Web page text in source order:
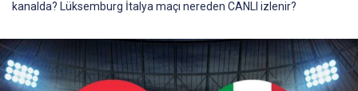
kanalda? Lüksemburg İtalya maçı nereden CANLI izlenir?